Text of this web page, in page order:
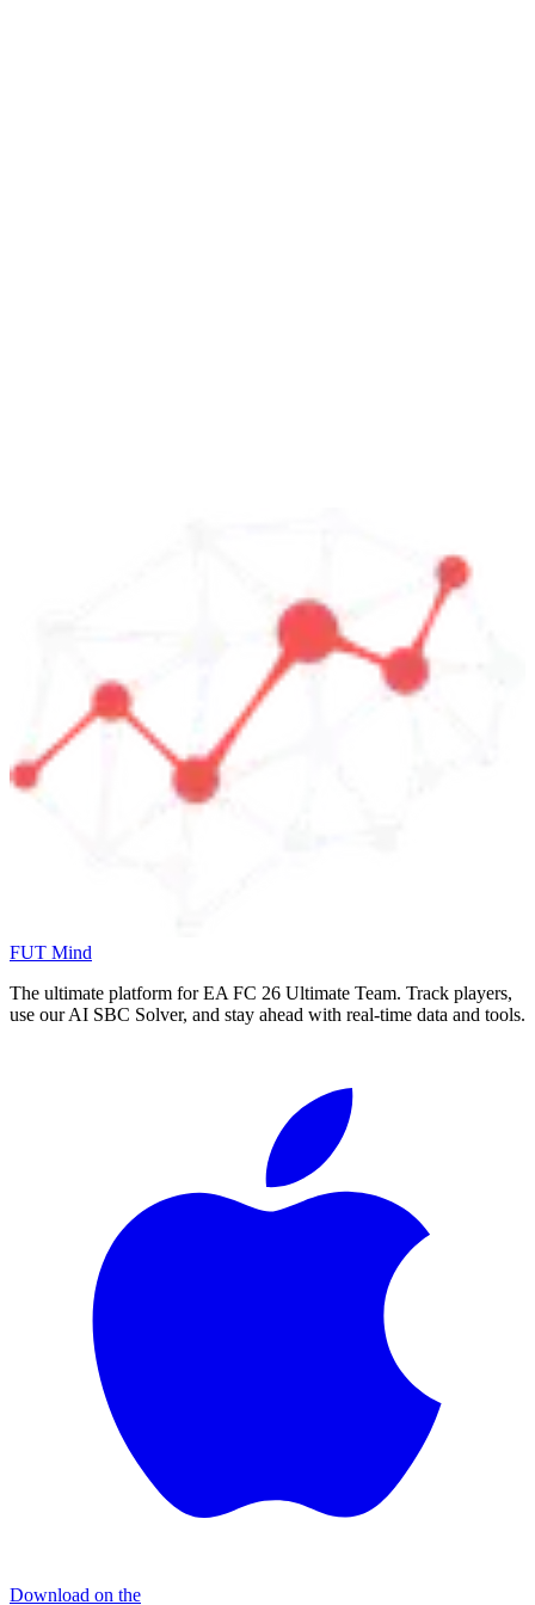
FUT Mind
The ultimate platform for EA FC 26 Ultimate Team. Track players,
use our AI SBC Solver, and stay ahead with real-time data and tools.
Download on the